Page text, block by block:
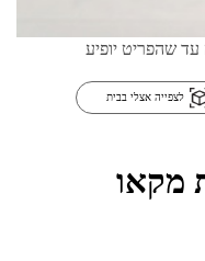
מקאו
עד שהפריט יופיע
לצפייה אצלי בבית